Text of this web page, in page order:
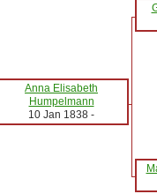
Anna Elisabeth
Humpelmann
10 Jan 1838 -